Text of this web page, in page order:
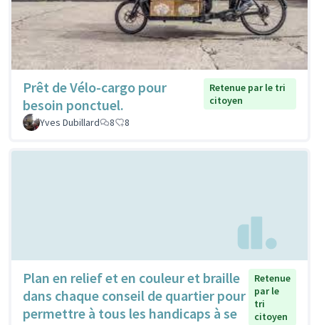
Prêt de Vélo-cargo pour
besoin ponctuel.
Retenue par le tri
citoyen
Yves Dubillard
8 8
Plan en relief et en couleur et braille
dans chaque conseil de quartier pour
permettre à tous les handicaps à se
Retenue
par le
tri
citoyen